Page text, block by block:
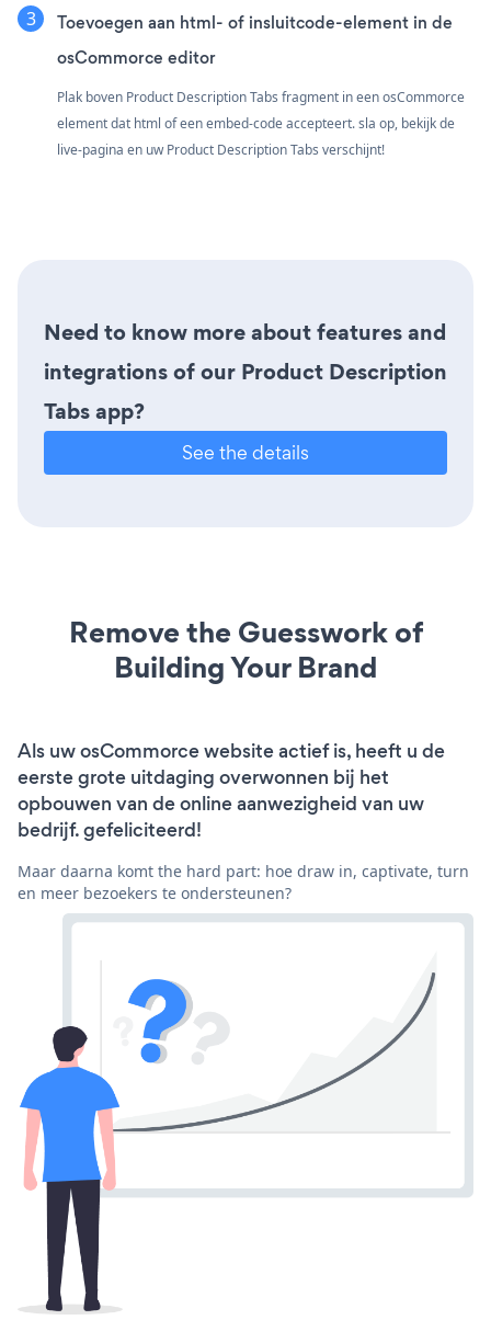
Toevoegen aan html- of insluitcode-element in de
osCommorce editor
Plak boven Product Description Tabs fragment in een osCommorce
element dat html of een embed-code accepteert. sla op, bekijk de
live-pagina en uw Product Description Tabs verschijnt!
Need to know more about features and
integrations of our Product Description
Tabs app?
See the details
Remove the Guesswork of
Building Your Brand
Als uw osCommorce website actief is, heeft u de
eerste grote uitdaging overwonnen bij het
opbouwen van de online aanwezigheid van uw
bedrijf. gefeliciteerd!
Maar daarna komt the hard part: hoe draw in, captivate, turn
en meer bezoekers te ondersteunen?